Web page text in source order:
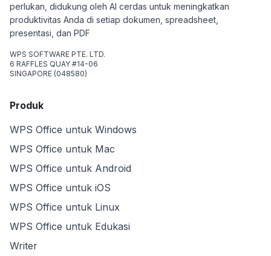
perlukan, didukung oleh AI cerdas untuk meningkatkan
produktivitas Anda di setiap dokumen, spreadsheet,
presentasi, dan PDF
WPS SOFTWARE PTE. LTD.
6 RAFFLES QUAY #14-06
SINGAPORE (048580)
Produk
WPS Office untuk Windows
WPS Office untuk Mac
WPS Office untuk Android
WPS Office untuk iOS
WPS Office untuk Linux
WPS Office untuk Edukasi
Writer